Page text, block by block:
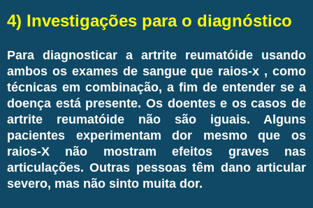
4) Investigações para o diagnóstico
Para diagnosticar a artrite reumatóide usando
ambos os exames de sangue que raios-x , como
técnicas em combinação, a fim de entender se a
doença está presente. Os doentes e os casos de
artrite reumatóide não são iguais. Alguns
pacientes experimentam dor mesmo que os
raios-X não mostram efeitos graves nas
articulações. Outras pessoas têm dano articular
severo, mas não sinto muita dor.